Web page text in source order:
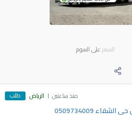
السعر على السوم
منذ ساعتين الرياض طلب
0509734009